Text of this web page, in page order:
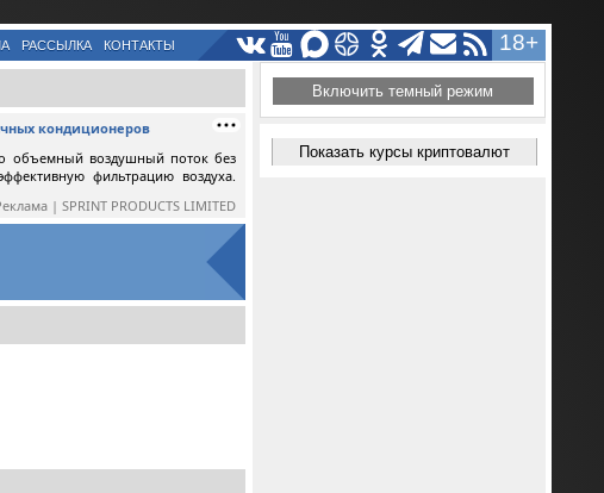
18+
РАССЫЛКА КОНТАКТЫ
кондиционеров
объемный воздушный поток без
фильтрацию воздуха.
| SPRINT PRODUCTS LIMITED
Включить темный режим
Показать курсы криптовалют